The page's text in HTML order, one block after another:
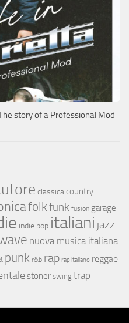
story of a Professional Mod
classica country
folkfunk fusion garage
indie pop italiani jazz
nuova musica italiana
punk r&b rap rap italiano reggae
stoner swing trap